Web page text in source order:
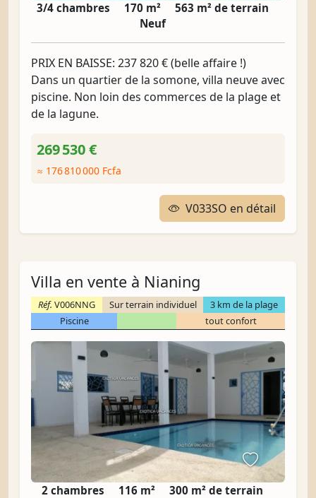
3/4 chambres 170 m²
563 m² de terrain
Neuf
PRIX EN BAISSE: 237 820 € (belle affaire !)
Dans un quartier de la somone, villa neuve avec
piscine. Non loin des commerces de la plage et
de la lagune.
269 530 €
≈ 176 810 000 Fcfa
V033SO en détail
Villa en vente à Nianing
Réf. V006NNG Sur terrain individuel
3 km de la plage
Piscine
tout confort
2 chambres 116 m²
300 m² de terrain